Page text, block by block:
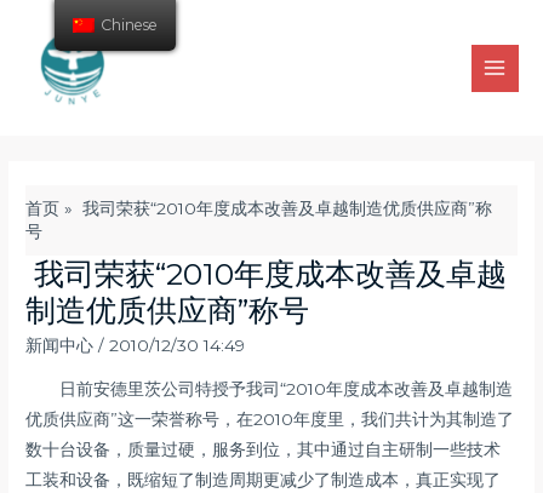
首页 » 我司荣获“2010年度成本改善及卓越制造优质供应商”称
号
我司荣获“2010年度成本改善及卓越
制造优质供应商”称号
新闻中心 /2010/12/30 14:49
日前安德里茨公司特授予我司“2010年度成本改善及卓越制造
优质供应商”这一荣誉称号，在2010年度里，我们共计为其制造了
数十台设备，质量过硬，服务到位，其中通过自主研制一些技术
工装和设备，既缩短了制造周期更减少了制造成本，真正实现了
Chinese